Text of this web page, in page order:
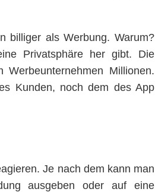
billiger als Werbung. Warum?
Privatsphäre her gibt. Die
Millionen.
Kunden, noch dem des App
Je nach dem kann man
ausgeben oder auf eine